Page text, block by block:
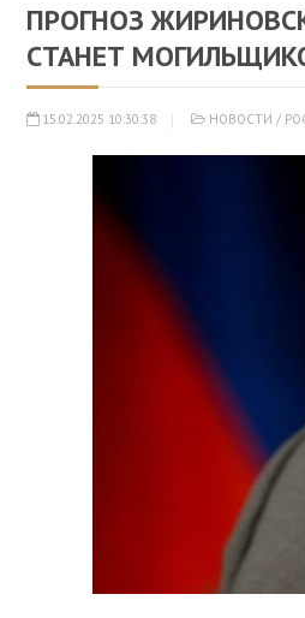
ПРОГНОЗ
СТАНЕТ
15.02.2025 10:30:38 НОВОСТИ /